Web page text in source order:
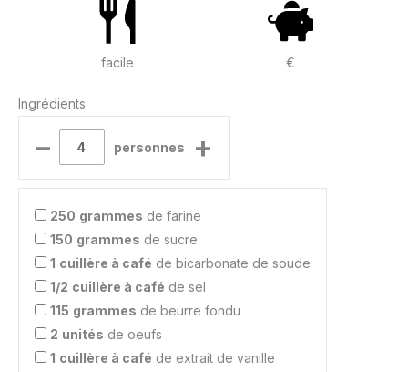
facile €
Ingrédients
– personnes +
250 grammes de farine
150 grammes de sucre
1 cuillère à café de bicarbonate de soude
1/2 cuillère à café de sel
115 grammes de beurre fondu
2 unités de oeufs
1 cuillère à café de extrait de vanille